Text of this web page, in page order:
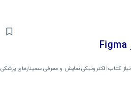
نیاز کتاب الکترونیکی نمایش و معرفی سمینارهای پزشکی